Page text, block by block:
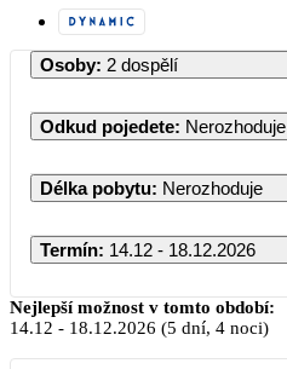
Osoby: 2 dospělí
Odkud pojedete: Nerozhoduje
Délka pobytu: Nerozhoduje
Termín: 14.12 - 18.12.2026
Nejlepší možnost v tomto období:
14.12 - 18.12.2026 (5 dní, 4 noci)